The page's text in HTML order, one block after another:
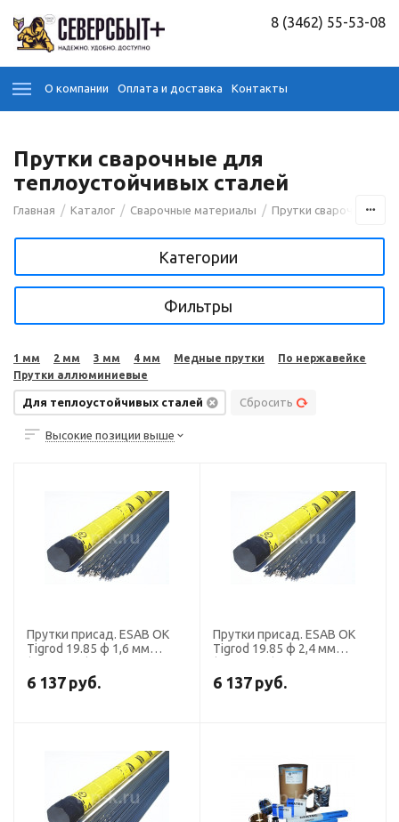
8 (3462) 55-53-08
О компании Оплата и доставка Контакты
Прутки сварочные для
теплоустойчивых сталей
Главная / Каталог / Сварочные материалы / Прутки сварочные
Категории
Фильтры
1 мм 2 мм 3 мм 4 мм Медные прутки
По нержавейке
Прутки аллюминиевые
Для теплоустойчивых сталей Сбросить
Высокие позиции выше
Прутки присад. ESAB OK
Tigrod 19.85 ф 1,6 мм
6 137 руб.
Прутки присад. ESAB OK
Tigrod 19.85 ф 2,4 мм
6 137 руб.